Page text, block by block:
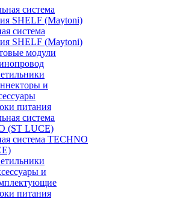
система
SHELF (Maytoni)
модули
и
питания
система TECHNO
и
питания